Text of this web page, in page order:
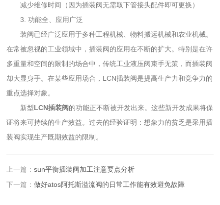
减少维修时间（因为插装阀无需取下管接头配件即可更换）
3. 功能全、应用广泛
装阀已经广泛应用于多种工程机械、物料搬运机械和农业机械。
在常被忽视的工业领域中，插装阀的应用在不断的扩大。特别是在许
多重量和空间的限制的场合中，传统工业液压阀束手无策，而插装阀
却大显身手。在某些应用场合，LCN插装阀是提高生产力和竞争力的
重点选择对象。
新型LCN插装阀的功能正不断被开发出来。这些新开发成果将保
证将来可持续的生产效益。过去的经验证明：想象力的贫乏是采用插
装阀实现生产既期效益的限制。
上一篇：sun平衡插装阀加工注意要点分析
下一篇：做好atos阿托斯溢流阀的日常工作能有效避免故障